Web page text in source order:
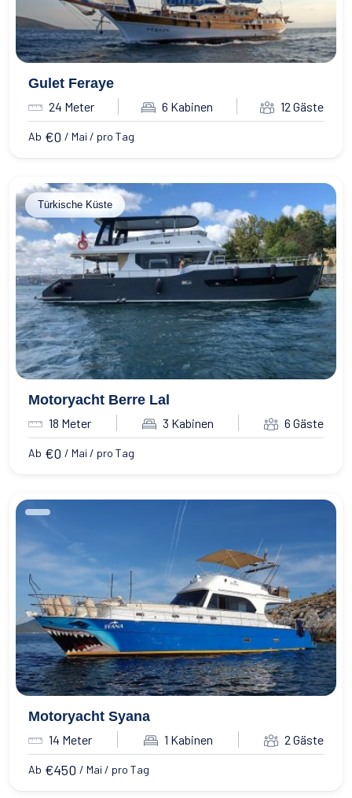
Gulet Feraye
24 Meter 6 Kabinen 12 Gäste
Ab €0 / Mai / pro Tag
Türkische Küste
Motoryacht Berre Lal
18 Meter 3 Kabinen 6 Gäste
Ab €0 / Mai / pro Tag
Motoryacht Syana
14 Meter 1 Kabinen 2 Gäste
Ab €450 / Mai / pro Tag